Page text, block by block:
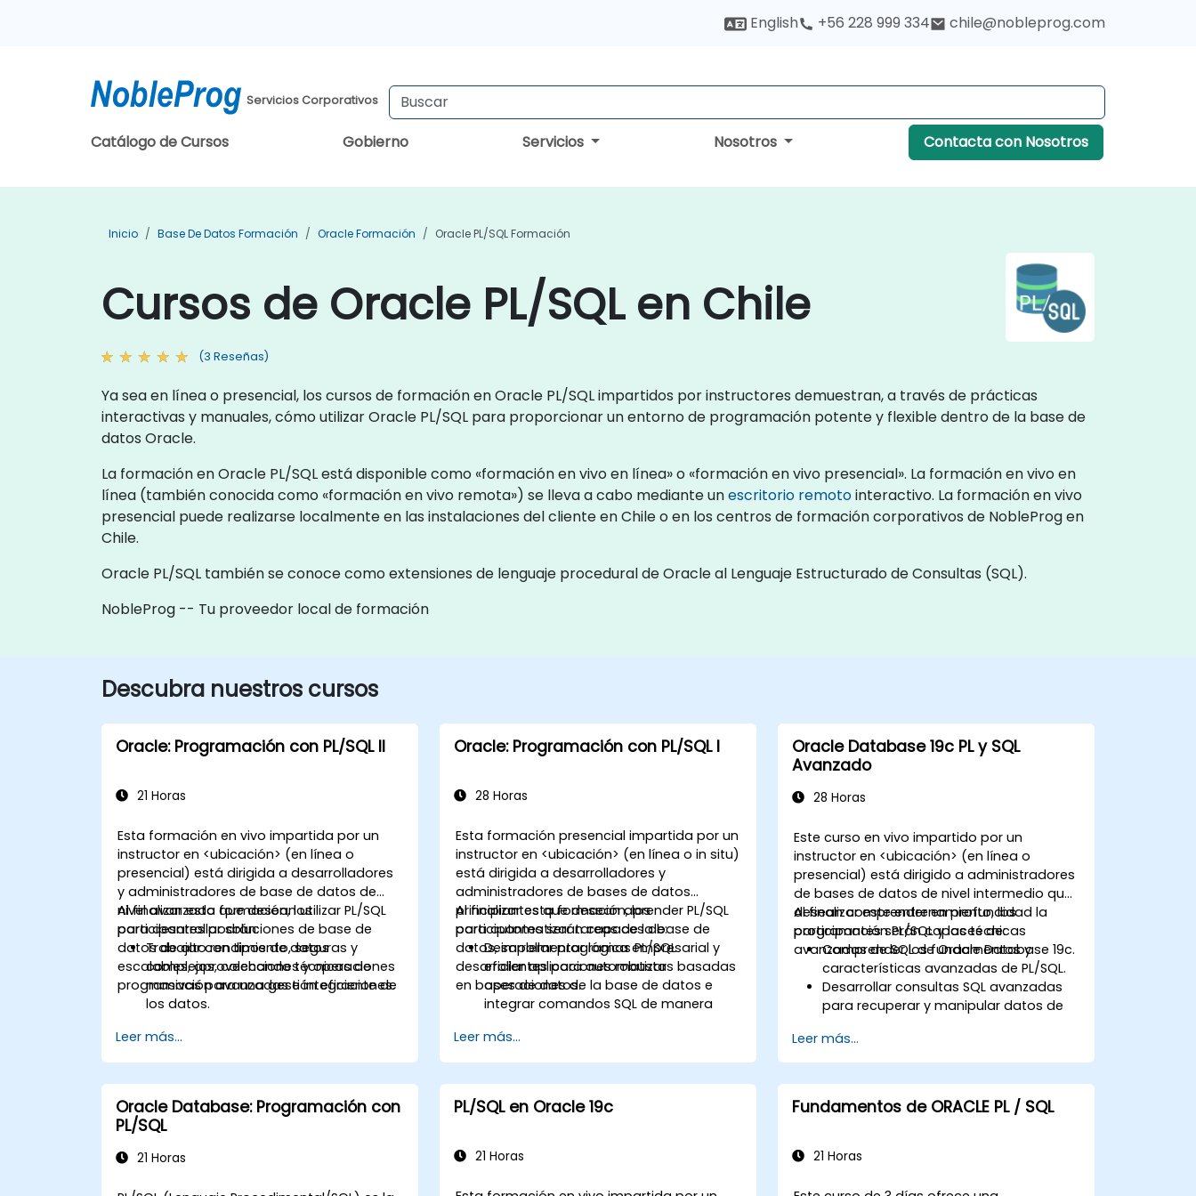
English +56 228 999 334 chile@nobleprog.com
Servicios Corporativos
Catálogo de Cursos Gobierno Servicios Nosotros Contacta con Nosotros
Inicio Base De Datos Formación Oracle Formación Oracle PL/SQL Formación
Cursos de Oracle PL/SQL en Chile
(3 Reseñas)
Ya sea en línea o presencial, los cursos de formación en Oracle PL/SQL impartidos por instructores demuestran, a través de prácticas
interactivas y manuales, cómo utilizar Oracle PL/SQL para proporcionar un entorno de programación potente y flexible dentro de la base de
datos Oracle.
La formación en Oracle PL/SQL está disponible como «formación en vivo en línea» o «formación en vivo presencial». La formación en vivo en
línea (también conocida como «formación en vivo remota») se lleva a cabo mediante unescritorio remotointeractivo. La formación en vivo
presencial puede realizarse localmente en las instalaciones del cliente en Chile o en los centros de formación corporativos de NobleProg en
Chile.
Oracle PL/SQL también se conoce como extensiones de lenguaje procedural de Oracle al Lenguaje Estructurado de Consultas (SQL).
NobleProg -- Tu proveedor local de formación
Descubra nuestros cursos
Oracle: Programación con PL/SQL II
21 Horas
Esta formación en vivo impartida por un
instructor en <ubicación> (en línea o
presencial) está dirigida a desarrolladores
y administradores de base de datos de
nivel avanzado que desean utilizar PL/SQL
para desarrollar soluciones de base de
datos de alto rendimiento, seguras y
escalables, aprovechando técnicas de
programación avanzadas e integraciones.
Al finalizar esta formación, los
participantes podrán:
Trabajar con tipos de datos
complejos, colecciones y operaciones
masivas para una gestión eficiente de
los datos.
de tabla y agregados personalizados
para mejorar la funcionalidad de la
Aplicar técnicas de optimización del
rendimiento, utilizar la compilación
nativa y protegerse contra la inyección
de SQL.
VPD y unidades de programa seguras
Leer más...
Oracle: Programación con PL/SQL I
28 Horas
Esta formación presencial impartida por un
instructor en <ubicación> (en línea o in situ)
está dirigida a desarrolladores y
administradores de bases de datos
principiantes que desean aprender PL/SQL
para automatizar tareas de la base de
datos, implementar lógica empresarial y
desarrollar aplicaciones robustas basadas
en bases de datos.
Al finalizar esta formación, los
participantes serán capaces de:
Desarrollar programas PL/SQL
eficientes para automatizar
operaciones de la base de datos e
integrar comandos SQL de manera
Crear unidades de programa
reutilizables, incluyendo
disparadores (triggers), para
aplicaciones modulares y escalables.
avanzadas como arrays asociativos y
mediante cursores.
Leer más...
Oracle Database 19c PL y SQL
Avanzado
28 Horas
Este curso en vivo impartido por un
instructor en <ubicación> (en línea o
presencial) está dirigido a administradores
de bases de datos de nivel intermedio que
desean comprender en profundidad la
programación PL/SQL y las técnicas
avanzadas de SQL de Oracle Database 19c.
Al finalizar este entrenamiento, los
participantes serán capaces de:
Comprender los fundamentos y
características avanzadas de PL/SQL.
Desarrollar consultas SQL avanzadas
para recuperar y manipular datos de
Implementar estructuras de
programación PL/SQL para gestionar
datos y operaciones de la base de
datos.
Optimizar las consultas SQL para
Utilizar características avanzadas de
procesamiento por lotes y manejo de
Leer más...
Oracle Database: Programación con
PL/SQL
21 Horas
PL/SQL en Oracle 19c
21 Horas
Fundamentos de ORACLE PL / SQL
21 Horas